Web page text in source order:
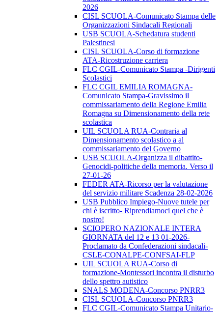
2026
CISL SCUOLA-Comunicato Stampa delle
Organizzazioni Sindacali Regionali
USB SCUOLA-Schedatura studenti
Palestinesi
CISL SCUOLA-Corso di formazione
ATA-Ricostruzione carriera
FLC CGIL-Comunicato Stampa -Dirigenti
Scolastici
FLC CGIL EMILIA ROMAGNA-
Comunicato Stampa-Gravissimo il
commissariamento della Regione Emilia
Romagna su Dimensionamento della rete
scolastica
UIL SCUOLA RUA-Contraria al
Dimensionamento scolastico a al
commissariamento del Governo
USB SCUOLA-Organizza il dibattito-
Genocidi-politiche della memoria. Verso il
27-01-26
FEDER ATA-Ricorso per la valutazione
del servizio militare Scadenza 28-02-2026
USB Pubblico Impiego-Nuove tutele per
chi è iscritto- Riprendiamoci quel che è
nostro!
SCIOPERO NAZIONALE INTERA
GIORNATA del 12 e 13 01-2026-
Proclamato da Confederazioni sindacali-
CSLE-CONALPE-CONFSAI-FLP
UIL SCUOLA RUA-Corso di
formazione-Montessori incontra il disturbo
dello spettro autistico
SNALS MODENA-Concorso PNRR3
CISL SCUOLA-Concorso PNRR3
FLC CGIL-Comunicato Stampa Unitario-